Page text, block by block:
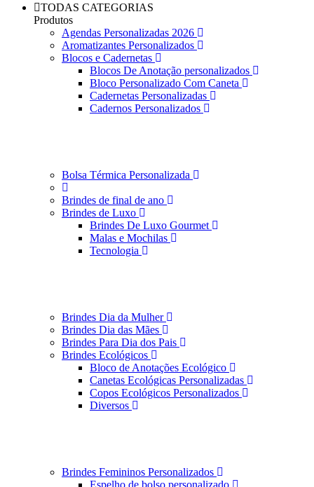
TODAS CATEGORIAS
Produtos
Agendas Personalizadas 2026
Aromatizantes Personalizados
Blocos e Cadernetas
Blocos De Anotação personalizados
Bloco Personalizado Com Caneta
Cadernetas Personalizadas
Cadernos Personalizados
Bolsa Térmica Personalizada
Brindes de final de ano
Brindes de Luxo
Brindes De Luxo Gourmet
Malas e Mochilas
Tecnologia
Brindes Dia da Mulher
Brindes Dia das Mães
Brindes Para Dia dos Pais
Brindes Ecológicos
Bloco de Anotações Ecológico
Canetas Ecológicas Personalizadas
Copos Ecológicos Personalizados
Diversos
Brindes Femininos Personalizados
Espelho de bolso personalizado